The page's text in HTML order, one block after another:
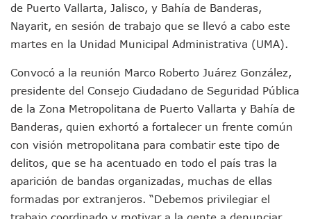
Citan A Siete Integrantes De La Semar Por Investigación
IMSS Invierte 12.6 MDP En Remodelar Urgencias Del
Puerto Vallarta Fortalece Su Promoción En California Con
Accidente En Un RZR, Principal Hipótesis Por La Muerte
Nidos De Lluvia Busca Beneficiar A 100 Familias De
Morena Cierra Filas Por La Defensa Del Agua De Calidad
Hallazgo De Yareli Colmenares Tovar Eleva A 4 Cuerpos
Regresa A Puerto Vallarta La Premiación Nacional De La
Ra Aguilar Acompaña A Cientos De Familias En Las
Oleaje Y Riesgo Por Cocodrilos Mantienen Restricciones
“Kato” Supera El Abandono Y Comienza Una Nueva Vida
México Necesitaba 600 Mil Empleos; Solo Generó 262 Mil
de Puerto Vallarta, Jalisco, y Bahía de Banderas,
Nayarit, en sesión de trabajo que se llevó a cabo este
martes en la Unidad Municipal Administrativa (UMA).
Convocó a la reunión Marco Roberto Juárez González,
presidente del Consejo Ciudadano de Seguridad Pública
de la Zona Metropolitana de Puerto Vallarta y Bahía de
Banderas, quien exhortó a fortalecer un frente común
con visión metropolitana para combatir este tipo de
delitos, que se ha acentuado en todo el país tras la
aparición de bandas organizadas, muchas de ellas
formadas por extranjeros. “Debemos privilegiar el